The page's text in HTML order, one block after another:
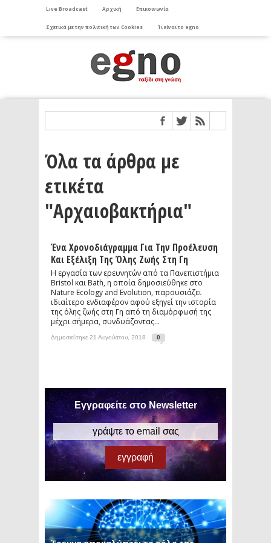
Live Broadcast Αρχική Επικοινωνία
Σχετικά με την πολιτική των Cookies Τι είναι το egno
Όλα τα άρθρα με
ετικέτα
"Αρχαιοβακτήρια"
Ένα Χρονοδιάγραμμα Για Την Προέλευση
Και Εξέλιξη Της Όλης Ζωής Στη Γη
Η εργασία των ερευνητών από τα Πανεπιστήμια
Bristol και Bath, η οποία δημοσιεύθηκε στο
Nature Ecology and Evolution, παρουσιάζει
ιδιαίτερο ενδιαφέρον αφού εξηγεί την ιστορία
της όλης ζωής στη Γη από τη διαμόρφωσή της
μέχρι σήμερα, συνδυάζοντας...
Δημοσιεύτηκε 21 Αυγούστου, 2018 0
Εγγραφείτε στο Newsletter